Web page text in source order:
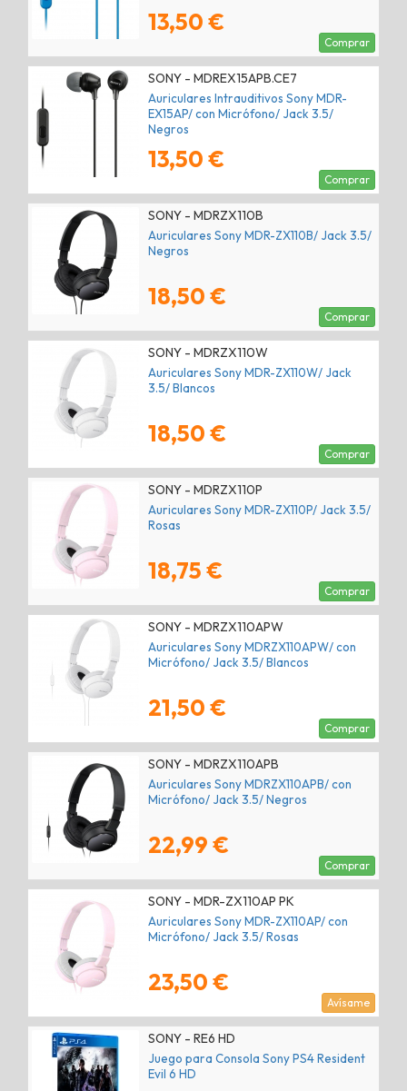
13,50 €
Comprar
SONY - MDREX15APB.CE7
Auriculares Intrauditivos Sony MDR-
EX15AP/ con Micrófono/ Jack 3.5/
Negros
13,50 €
Comprar
SONY - MDRZX110B
Auriculares Sony MDR-ZX110B/ Jack 3.5/
Negros
18,50 €
Comprar
SONY - MDRZX110W
Auriculares Sony MDR-ZX110W/ Jack
3.5/ Blancos
18,50 €
Comprar
SONY - MDRZX110P
Auriculares Sony MDR-ZX110P/ Jack 3.5/
Rosas
18,75 €
Comprar
SONY - MDRZX110APW
Auriculares Sony MDRZX110APW/ con
Micrófono/ Jack 3.5/ Blancos
21,50 €
Comprar
SONY - MDRZX110APB
Auriculares Sony MDRZX110APB/ con
Micrófono/ Jack 3.5/ Negros
22,99 €
Comprar
SONY - MDR-ZX110AP PK
Auriculares Sony MDR-ZX110AP/ con
Micrófono/ Jack 3.5/ Rosas
23,50 €
Avísame
SONY - RE6 HD
Juego para Consola Sony PS4 Resident
Evil 6 HD